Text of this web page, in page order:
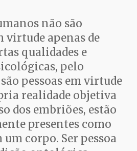
não são
virtude apenas de
qualidades e
pelo
pessoas em virtude
realidade objetiva
dos embriões, estão
presentes como
um corpo. Ser pessoa